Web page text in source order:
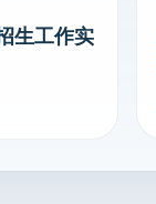
生工作实